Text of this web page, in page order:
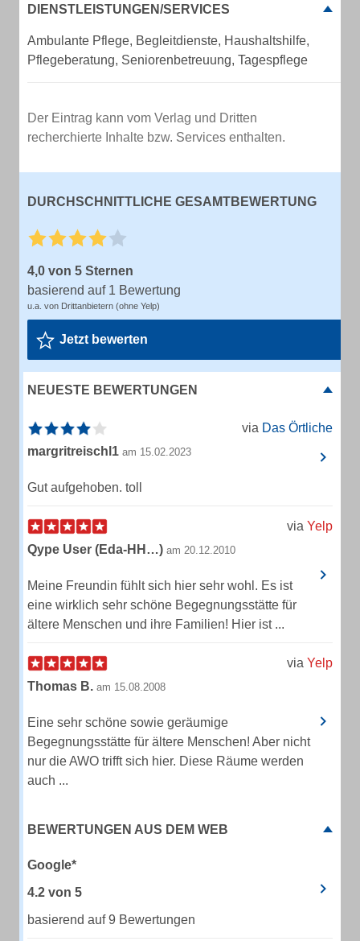
DIENSTLEISTUNGEN/SERVICES
Ambulante Pflege, Begleitdienste, Haushaltshilfe,
Pflegeberatung, Seniorenbetreuung, Tagespflege
Der Eintrag kann vom Verlag und Dritten
recherchierte Inhalte bzw. Services enthalten.
DURCHSCHNITTLICHE GESAMTBEWERTUNG
4,0 von 5 Sternen
basierend auf 1 Bewertung
u.a. von Drittanbietern (ohne Yelp)
Jetzt bewerten
NEUESTE BEWERTUNGEN
via Das Örtliche
margritreischl1 am 15.02.2023
Gut aufgehoben. toll
via Yelp
Qype User (Eda-HH…) am 20.12.2010
Meine Freundin fühlt sich hier sehr wohl. Es ist
eine wirklich sehr schöne Begegnungsstätte für
ältere Menschen und ihre Familien! Hier ist ...
via Yelp
Thomas B. am 15.08.2008
Eine sehr schöne sowie geräumige
Begegnungsstätte für ältere Menschen! Aber nicht
nur die AWO trifft sich hier. Diese Räume werden
auch ...
BEWERTUNGEN AUS DEM WEB
Google*
4.2 von 5
basierend auf 9 Bewertungen